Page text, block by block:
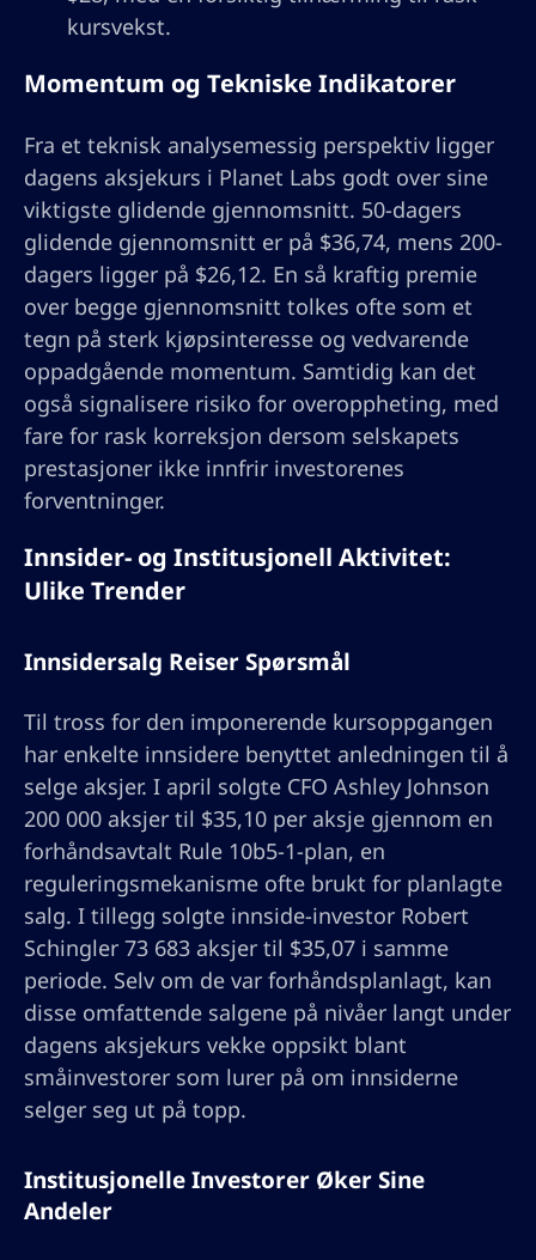
kursvekst.
Momentum og Tekniske Indikatorer
Fra et teknisk analysemessig perspektiv ligger
dagens aksjekurs i Planet Labs godt over sine
viktigste glidende gjennomsnitt. 50-dagers
glidende gjennomsnitt er på $36,74, mens 200-
dagers ligger på $26,12. En så kraftig premie
over begge gjennomsnitt tolkes ofte som et
tegn på sterk kjøpsinteresse og vedvarende
oppadgående momentum. Samtidig kan det
også signalisere risiko for overoppheting, med
fare for rask korreksjon dersom selskapets
prestasjoner ikke innfrir investorenes
forventninger.
Innsider- og Institusjonell Aktivitet:
Ulike Trender
Innsidersalg Reiser Spørsmål
Til tross for den imponerende kursoppgangen
har enkelte innsidere benyttet anledningen til å
selge aksjer. I april solgte CFO Ashley Johnson
200 000 aksjer til $35,10 per aksje gjennom en
forhåndsavtalt Rule 10b5-1-plan, en
reguleringsmekanisme ofte brukt for planlagte
salg. I tillegg solgte innside-investor Robert
Schingler 73 683 aksjer til $35,07 i samme
periode. Selv om de var forhåndsplanlagt, kan
disse omfattende salgene på nivåer langt under
dagens aksjekurs vekke oppsikt blant
småinvestorer som lurer på om innsiderne
selger seg ut på topp.
Institusjonelle Investorer Øker Sine
Andeler